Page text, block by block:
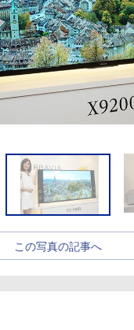
この写真の記事へ